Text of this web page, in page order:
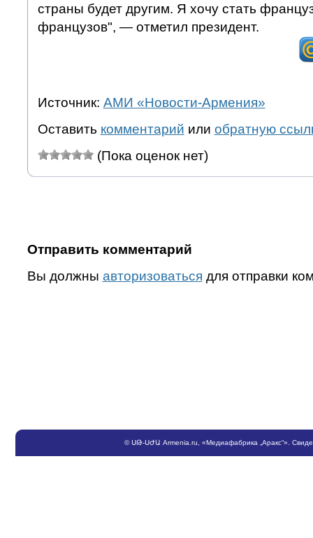
страны будет другим. Я хочу стать
французов", — отметил президент.
Источник: АМИ «Новости-Армения»
Оставить комментарий или обратную
(Пока оценок нет)
Отправить комментарий
Вы должны авторизоваться для отправки
©ՍԹ-ՍԺԱ Armenia.ru , «Медиафабрика „Аракс“».